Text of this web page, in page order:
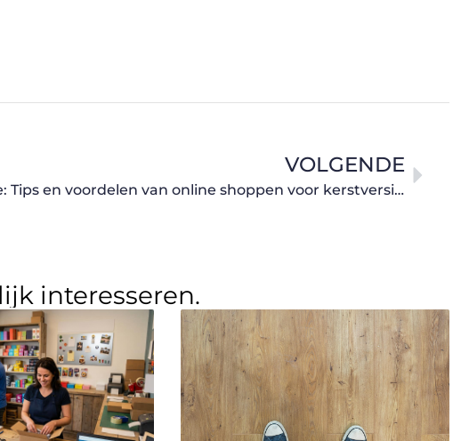
VOLGENDE
Kerstoutlet online: Tips en voordelen van online shoppen voor kerstversiering
interesseren.